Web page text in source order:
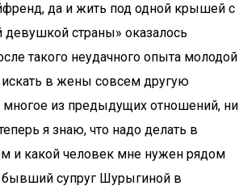
да и жить под одной крышей с
девушкой страны» оказалось
такого неудачного опыта молодой
искать в жены совсем другую
многое из предыдущих отношений, ни
я знаю, что надо делать в
и какой человек мне нужен рядом
бывший супруг Шурыгиной в